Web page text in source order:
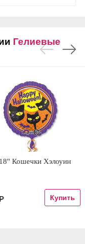
Гелиевые
Кошечки Хэлоуин